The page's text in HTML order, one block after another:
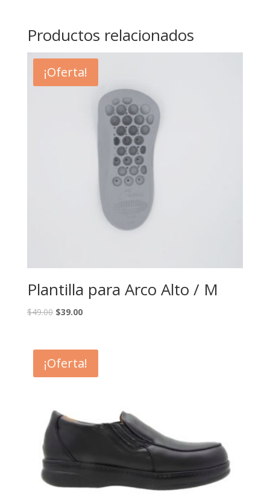
Productos relacionados
¡Oferta!
Plantilla para Arco Alto / M
$49.00 $39.00
¡Oferta!